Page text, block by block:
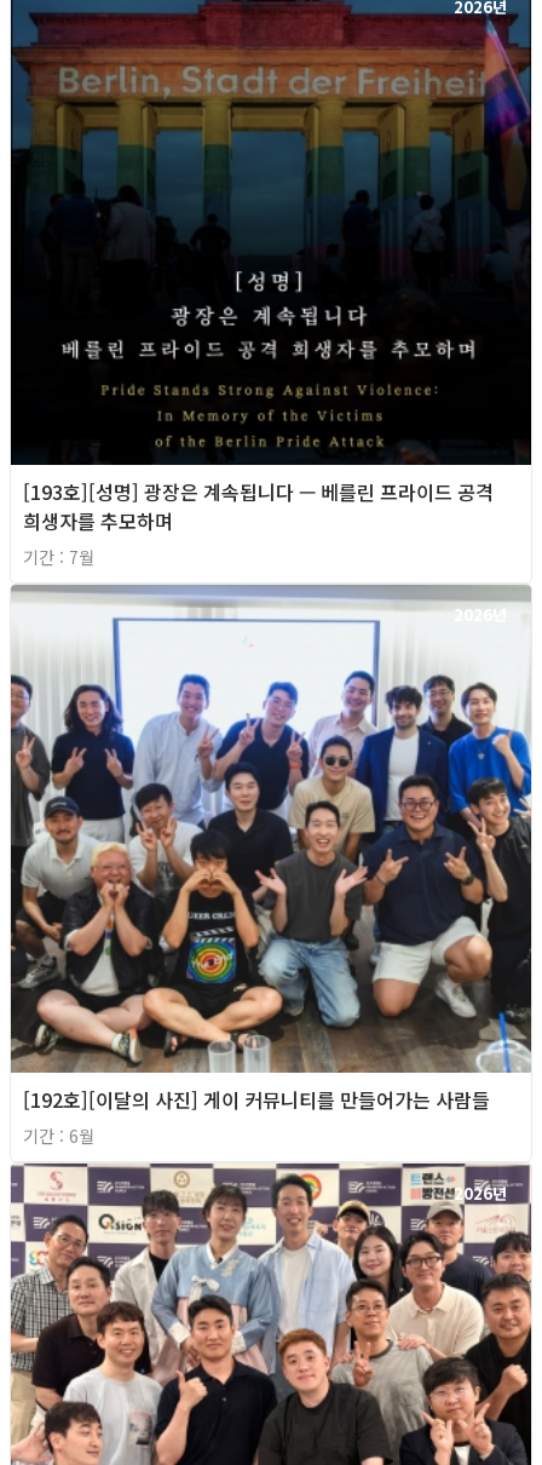
2026년
[193호][성명] 광장은 계속됩니다 — 베를린 프라이드 공격
희생자를 추모하며
기간 : 7월
2026년
[192호][이달의 사진] 게이 커뮤니티를 만들어가는 사람들
기간 : 6월
2026년